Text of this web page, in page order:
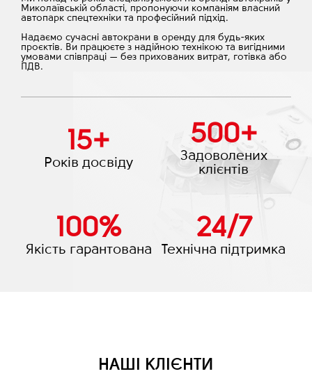
Миколаївській області, пропонуючи компаніям власний
автопарк спецтехніки та професійний підхід.
Надаємо сучасні автокрани в оренду для будь-яких
проєктів. Ви працюєте з надійною технікою та вигідними
умовами співпраці — без прихованих витрат, готівка або
ПДВ.
15+
Років досвіду
500+
Задоволених
клієнтів
100%
Якість гарантована
24/7
Технічна підтримка
НАШІ КЛІЄНТИ